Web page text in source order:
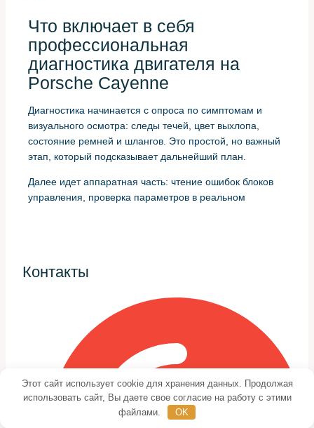
Что включает в себя
профессиональная
диагностика двигателя на
Porsche Cayenne
Диагностика начинается с опроса по симптомам и
визуального осмотра: следы течей, цвет выхлопа,
состояние ремней и шлангов. Это простой, но важный
этап, который подсказывает дальнейший план.
Далее идет аппаратная часть: чтение ошибок блоков
управления, проверка параметров в реальном
Ключевые этапы работы
Первый этап — считывание кодов неисправностей и
анализ логов. Это дает список подозрений, но не
всегда точный ответ.
температурные режимы, давление наддува,
параметры топливной системы. Третий —
электропроверки: состояние датчиков, проводки и
Контакты
Этот сайт использует cookie для хранения данных. Продолжая
использовать сайт, Вы даете свое согласие на работу с этими
файлами.
OK